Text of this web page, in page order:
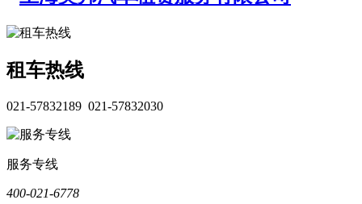
租车热线
021-57832189 021-57832030
服务专线
400-021-6778